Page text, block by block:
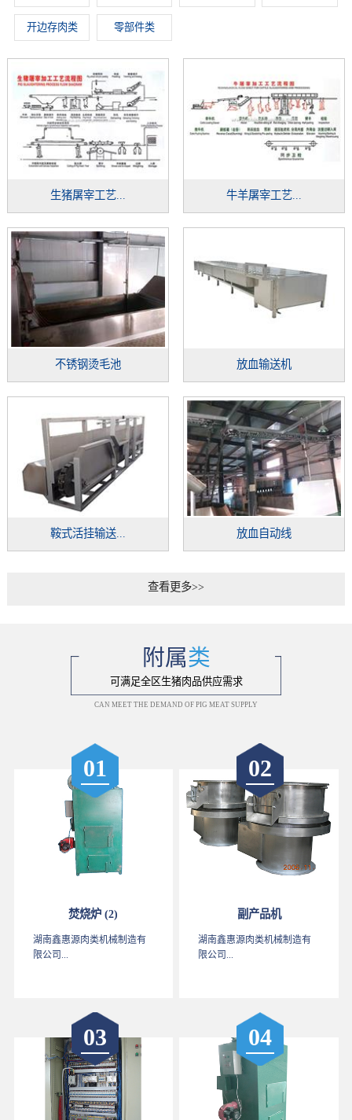
开边存肉类 零部件类
生猪屠宰工艺... 牛羊屠宰工艺...
不锈钢烫毛池 放血输送机
鞍式活挂输送... 放血自动线
查看更多>>
附属类
可满足全区生猪肉品供应需求
CAN MEET THE DEMAND OF PIG MEAT SUPPLY
01
焚烧炉 (2)
湖南鑫惠源肉类机械制造有
限公司...
02
副产品机
湖南鑫惠源肉类机械制造有
限公司...
03 04